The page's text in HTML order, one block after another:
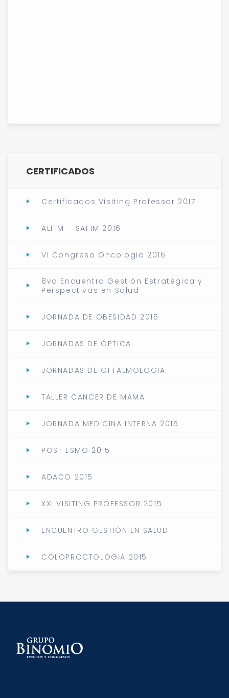
CERTIFICADOS
Certificados Visiting Professor 2017
ALFIM – SAFIM 2016
VI Congreso Oncologia 2016
8vo Encuentro Gestión Estratégica y
Perspectivas en Salud
JORNADA DE OBESIDAD 2015
JORNADAS DE ÓPTICA
JORNADAS DE OFTALMOLOGIA
TALLER CANCER DE MAMA
JORNADA MEDICINA INTERNA 2015
POST ESMO 2015
ADACO 2015
XXI VISITING PROFESSOR 2015
ENCUENTRO GESTIÓN EN SALUD
COLOPROCTOLOGIA 2015